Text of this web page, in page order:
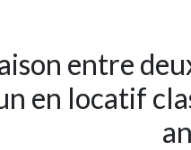
entre
en locatif